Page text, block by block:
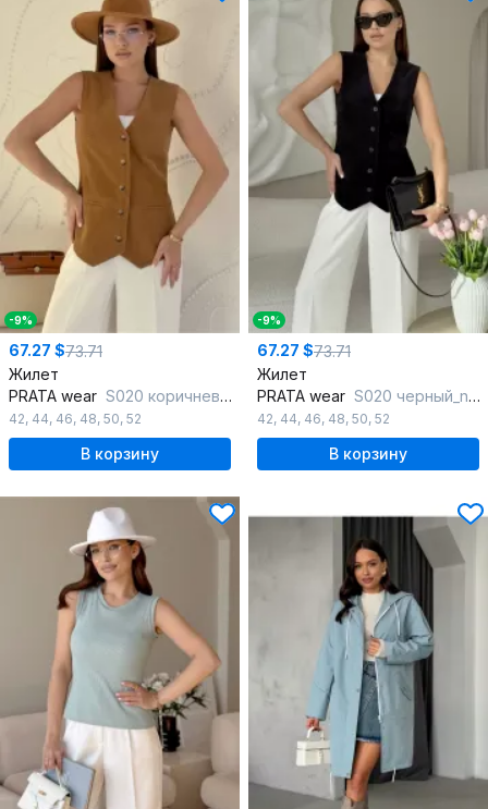
-9%
67.27 $73.71
Жилет
PRATA wear S020 коричневый_new
42, 44, 46, 48, 50, 52
В корзину
-9%
67.27 $73.71
Жилет
PRATA wear S020 черный_new
42, 44, 46, 48, 50, 52
В корзину